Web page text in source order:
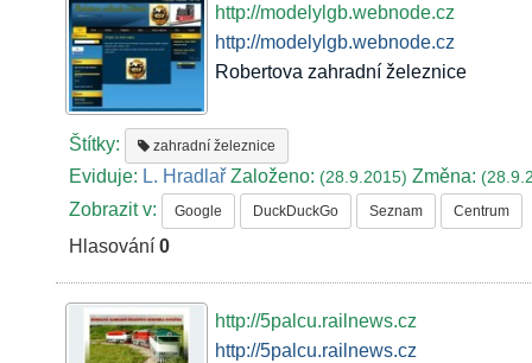
http://modelylgb.webnode.cz
http://modelylgb.webnode.cz
Robertova zahradní železnice
Štítky: zahradní železnice
Eviduje: L. Hradlař Založeno:(28.9.2015)Změna:
Zobrazit v: Google DuckDuckGo Seznam Centrum
Hlasování0
http://5palcu.railnews.cz
http://5palcu.railnews.cz